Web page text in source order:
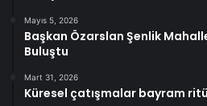
Mayıs 5, 2026
Başkan Özarslan Şenlik
Buluştu
Mart 31, 2026
Küresel çatışmalar bayram